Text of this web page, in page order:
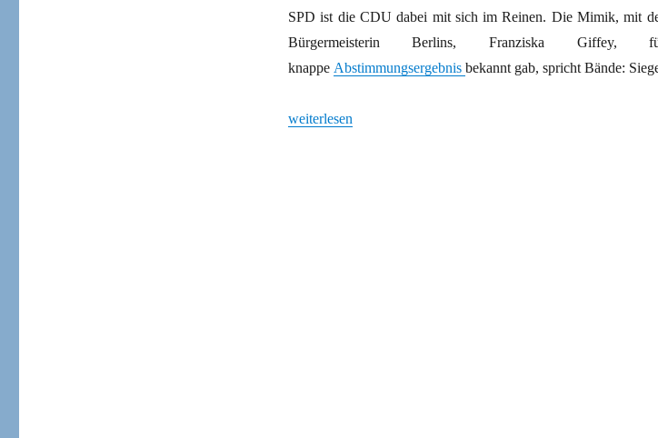
SPD ist die CDU dabei mit sich im Reinen. Die Mimik, mit
Bürgermeisterin Berlins, Franziska
knappe Abstimmungsergebnis bekannt gab, spricht Bände:
„Berlin: Freie Bahn für Kapitalinteressen“
weiterlesen